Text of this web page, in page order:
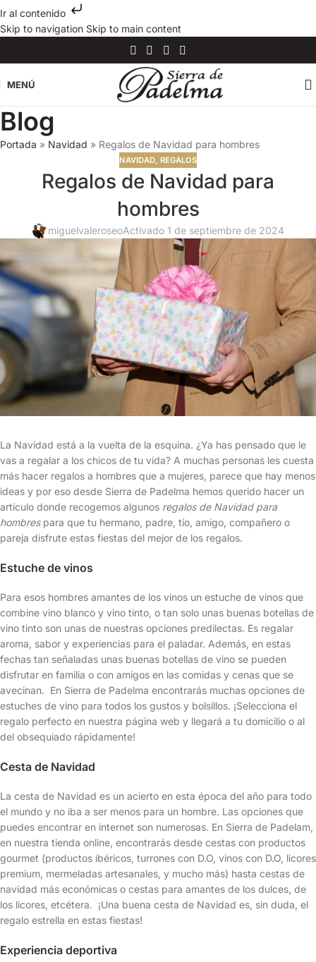
Ir al contenido
Skip to navigation Skip to main content
MENÚ
Blog
Portada » Navidad » Regalos de Navidad para hombres
NAVIDAD, REGALOS
Regalos de Navidad para
hombres
miguelvaleroseoActivado 1 de septiembre de 2024
La Navidad está a la vuelta de la esquina. ¿Ya has pensado que le
vas a regalar a los chicos de tu vida? A muchas personas les cuesta
más hacer regalos a hombres que a mujeres, parece que hay menos
ideas y por eso desde Sierra de Padelma hemos querido hacer un
artículo donde recogemos algunos regalos de Navidad para
hombrespara que tu hermano, padre, tío, amigo, compañero o
pareja disfrute estas fiestas del mejor de los regalos.
Estuche de vinos
Para esos hombres amantes de los vinos un estuche de vinos que
combine vino blanco y vino tinto, o tan solo unas buenas botellas de
vino tinto son unas de nuestras opciones predilectas. Es regalar
aroma, sabor y experiencias para el paladar. Además, en estas
fechas tan señaladas unas buenas botellas de vino se pueden
disfrutar en familia o con amigos en las comidas y cenas que se
avecinan. En Sierra de Padelma encontrarás muchas opciones de
estuches de vino para todos los gustos y bolsillos. ¡Selecciona el
regalo perfecto en nuestra página web y llegará a tu domicilio o al
del obsequiado rápidamente!
Cesta de Navidad
La cesta de Navidad es un acierto en esta época del año para todo
el mundo y no iba a ser menos para un hombre. Las opciones que
puedes encontrar en internet son numerosas. En Sierra de Padelam,
en nuestra tienda online, encontrarás desde cestas con productos
gourmet (productos ibéricos, turrones con D.O, vinos con D.O, licores
premium, mermeladas artesanales, y mucho más) hasta cestas de
navidad más económicas o cestas para amantes de los dulces, de
los licores, etcétera. ¡Una buena cesta de Navidad es, sin duda, el
regalo estrella en estas fiestas!
Experiencia deportiva